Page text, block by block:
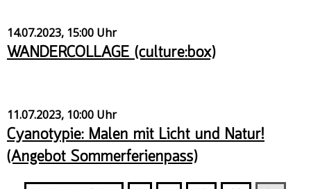
14.07.2023, 15:00 Uhr
WANDERCOLLAGE (culture:box)
11.07.2023, 10:00 Uhr
Cyanotypie: Malen mit Licht und Natur!
(Angebot Sommerferienpass)